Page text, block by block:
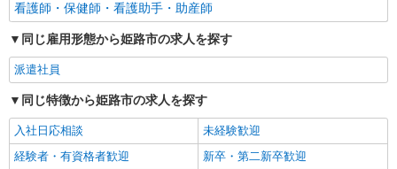
看護師・保健師・看護助手・助産師
同じ雇用形態から姫路市の求人を探す
派遣社員
同じ特徴から姫路市の求人を探す
入社日応相談
未経験歓迎
経験者・有資格者歓迎
新卒・第二新卒歓迎